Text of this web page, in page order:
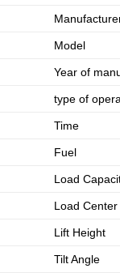
Model
Year of
type of
Time
Fuel
Load
Load Center
Lift Height
Tilt Angle